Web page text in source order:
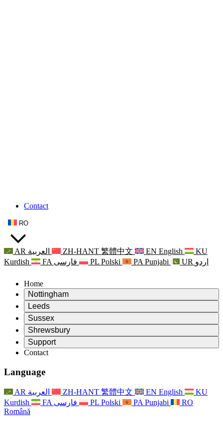
Contact
RO
AR العربية ZH-HANT 繁體中文 EN English
KU
Kurdish
FA فارسی PL Polski PA Punjabi UR اردو
Home
Nottingham
Review
Președintele revizuirii
Echipa independentă de evaluare
Termeni de referință
Raportul final al evaluării independente
Întrebări frecvente
Procesul de feedback al familiei
Buletine informative
Renunțare
Evenimente
Leeds
Review
Președintele revizuirii
Echipa independentă de evaluare
Termeni de referință
Contact
Sprijin psihologic pentru familii
Actualizări pentru familii
Evenimente
For Staff
Sprijin pentru personal
Vocile personalului
Sussex
Review
Președintele revizuirii
Echipa independentă de evaluare
Termeni de referință
For Families
Actualizări pentru familii
Evenimente
For Staff
Shrewsbury
Review
Termeni de referință pentru revizuirea maternității
Raportul final al evaluării independente
Primul raport al evaluării independente
For Families
Actualizări
Support
Leeds
Nottingham
Serviciul de asistență psihologică familială
Sprijin în caz de criză în domeniul sănătății mintale
Servicii regionale Nottingham
National
Sepsis Charities
Contact
Language
AR العربية ZH-HANT 繁體中文 EN English
KU
Kurdish
FA فارسی PL Polski PA Punjabi
RO
Română